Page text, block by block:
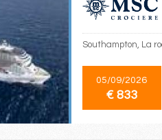
Southampton, La
05/09/2026
€ 833